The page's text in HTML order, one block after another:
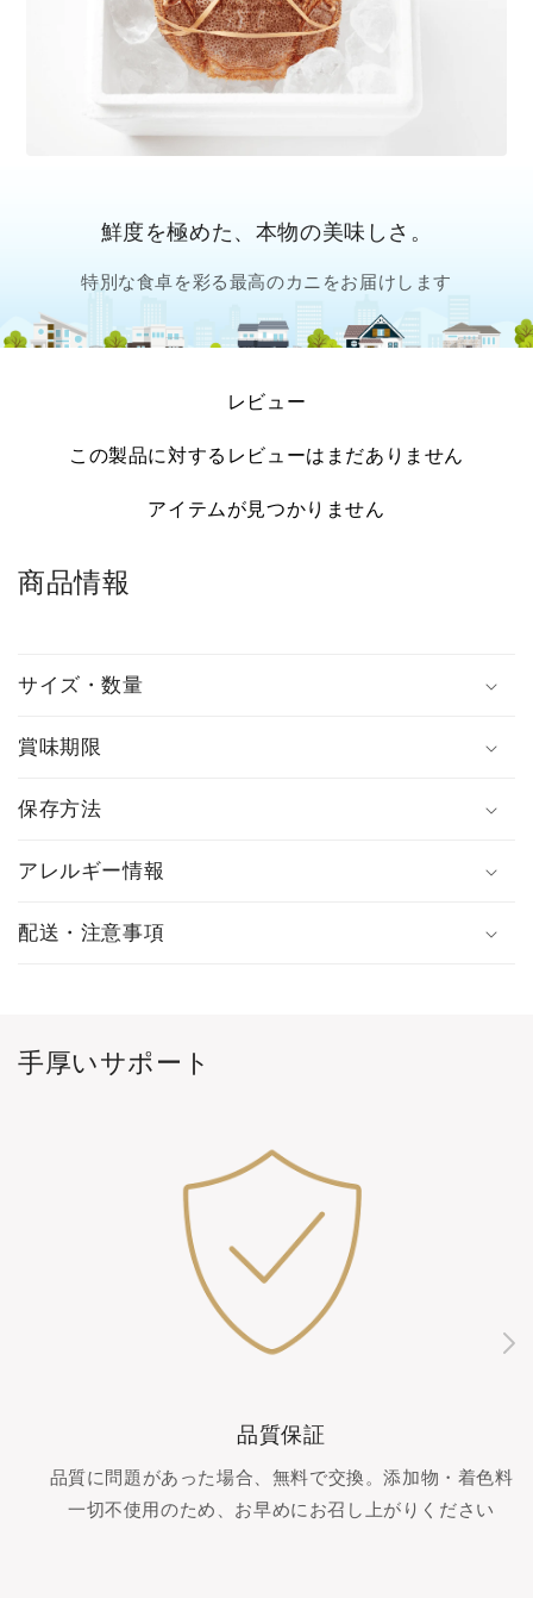
鮮度を極めた、本物の美味しさ。
特別な食卓を彩る最高のカニをお届けします
レビュー
この製品に対するレビューはまだありません
アイテムが見つかりません
商品情報
サイズ・数量
賞味期限
保存方法
アレルギー情報
配送・注意事項
手厚いサポート
品質保証
品質に問題があった場合、無料で交換。添加物・着色料
一切不使用のため、お早めにお召し上がりください